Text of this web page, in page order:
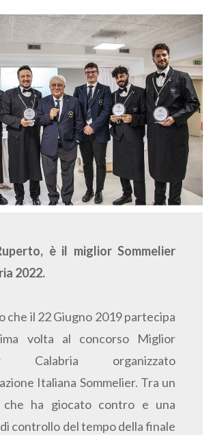
è il miglior Sommelier
2022.
che il 22 Giugno 2019 partecipa
volta al concorso Miglior
Calabria organizzato
Italiana Sommelier. Tra un
che ha giocato contro e una
controllo del tempo della finale